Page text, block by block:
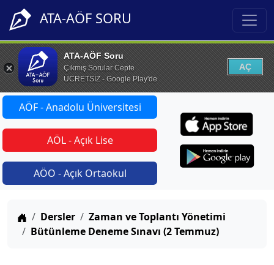
ATA-AÖF SORU
ATA-AÖF Soru
Çıkmış Sorular Cepte
ÜCRETSİZ - Google Play'de
AÇ
AÖF - Anadolu Üniversitesi
AÖL - Açık Lise
AÖO - Açık Ortaokul
Anasayfa
Dersler
Zaman ve Toplantı Yönetimi
Bütünleme Deneme Sınavı (2 Temmuz)